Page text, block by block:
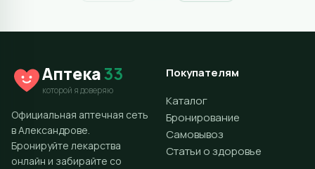
Аптека33
которой я доверяю
Официальная аптечная сеть
в Александрове.
Бронируйте лекарства
онлайн и забирайте со
Покупателям
Каталог
Бронирование
Самовывоз
Статьи о здоровье